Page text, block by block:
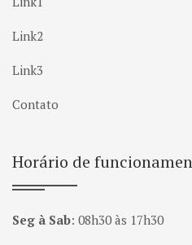
Link2
Link3
Contato
Horário de
Seg à Sab: 08h30 às 17h30